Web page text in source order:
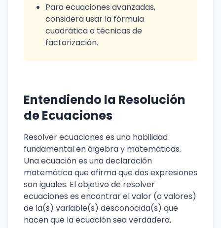
Para ecuaciones avanzadas,
considera usar la fórmula
cuadrática o técnicas de
factorización.
Entendiendo la Resolución
de Ecuaciones
Resolver ecuaciones es una habilidad
fundamental en álgebra y matemáticas.
Una ecuación es una declaración
matemática que afirma que dos expresiones
son iguales. El objetivo de resolver
ecuaciones es encontrar el valor (o valores)
de la(s) variable(s) desconocida(s) que
hacen que la ecuación sea verdadera.